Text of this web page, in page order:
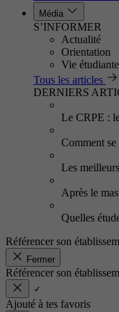
Média
S’INFORMER
Actualité
Orientation
Vie étudiante
Tous les articles
DERNIERS
Le CRPE :
Comment
Les
Après le
Quelles
Référencer son
Fermer
Référencer son
Ajouté à tes favoris